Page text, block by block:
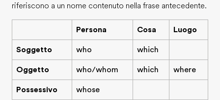
riferiscono a un nome contenuto nella frase antecedente.
Persona Cosa Luogo
Soggetto who which
Oggetto who/whom which where
Possessivo whose